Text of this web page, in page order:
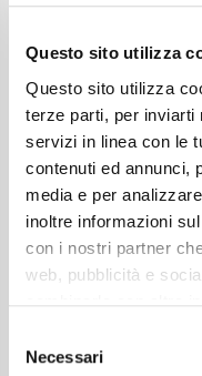
Questo sito utilizza
Questo sito utilizza
terze parti, per inviarti
servizi in linea con le
contenuti ed annunci,
media e per
inoltre informazioni
con i nostri partner
web, pubblicità e
mera chiusura del
Selection
Necessari
Anni
Tipo Di Carburante
Normativa Euro
Dettaglio